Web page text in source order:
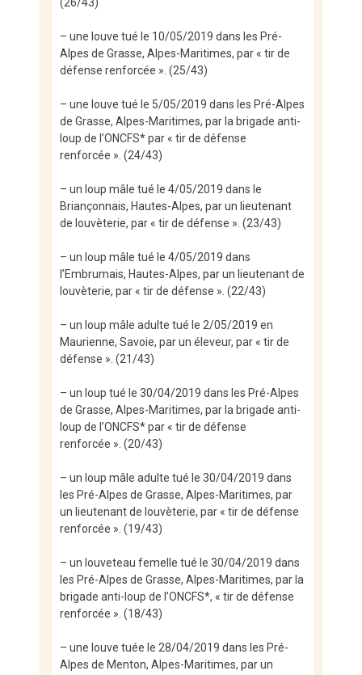
– une louve tué le 10/05/2019 dans les Pré-
Alpes de Grasse, Alpes-Maritimes, par « tir de
défense renforcée ». (25/43)
– une louve tué le 5/05/2019 dans les Pré-Alpes
de Grasse, Alpes-Maritimes, par la brigade anti-
loup de l’ONCFS* par « tir de défense
renforcée ». (24/43)
– un loup mâle tué le 4/05/2019 dans le
Briançonnais, Hautes-Alpes, par un lieutenant
de louvèterie, par « tir de défense ». (23/43)
– un loup mâle tué le 4/05/2019 dans
l’Embrumais, Hautes-Alpes, par un lieutenant de
louvèterie, par « tir de défense ». (22/43)
– un loup mâle adulte tué le 2/05/2019 en
Maurienne, Savoie, par un éleveur, par « tir de
défense ». (21/43)
– un loup tué le 30/04/2019 dans les Pré-Alpes
de Grasse, Alpes-Maritimes, par la brigade anti-
loup de l’ONCFS* par « tir de défense
renforcée ». (20/43)
– un loup mâle adulte tué le 30/04/2019 dans
les Pré-Alpes de Grasse, Alpes-Maritimes, par
un lieutenant de louvèterie, par « tir de défense
renforcée ». (19/43)
– un louveteau femelle tué le 30/04/2019 dans
les Pré-Alpes de Grasse, Alpes-Maritimes, par la
brigade anti-loup de l’ONCFS*, « tir de défense
renforcée ». (18/43)
– une louve tuée le 28/04/2019 dans les Pré-
Alpes de Menton, Alpes-Maritimes, par un